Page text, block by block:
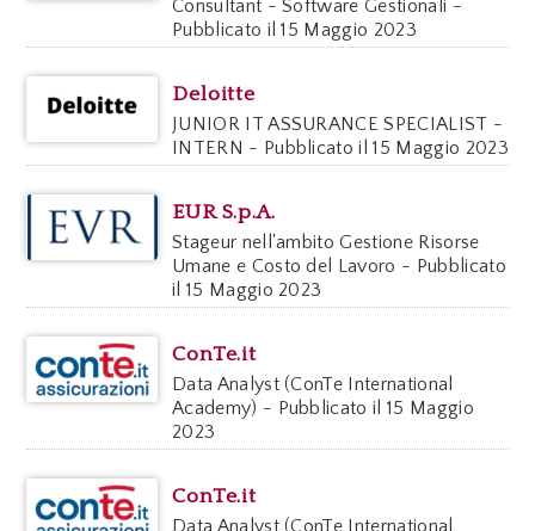
Consultant - Software Gestionali -
Pubblicato il 15 Maggio 2023
Deloitte
JUNIOR IT ASSURANCE SPECIALIST -
INTERN - Pubblicato il 15 Maggio 2023
EUR S.p.A.
Stageur nell'ambito Gestione Risorse
Umane e Costo del Lavoro - Pubblicato
il 15 Maggio 2023
ConTe.it
Data Analyst (ConTe International
Academy) - Pubblicato il 15 Maggio
2023
ConTe.it
Data Analyst (ConTe International